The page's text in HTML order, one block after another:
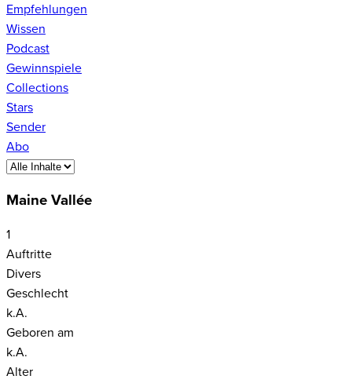
Empfehlungen
Wissen
Podcast
Gewinnspiele
Collections
Stars
Sender
Abo
Maine Vallée
1
Auftritte
Divers
Geschlecht
k.A.
Geboren am
k.A.
Alter